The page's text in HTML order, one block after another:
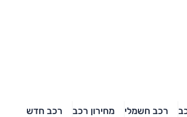
רכב חשמלי מחירון רכב רכב חדש